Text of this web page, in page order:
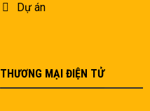
Dự án
THƯƠNG MẠI ĐIỆN TỬ